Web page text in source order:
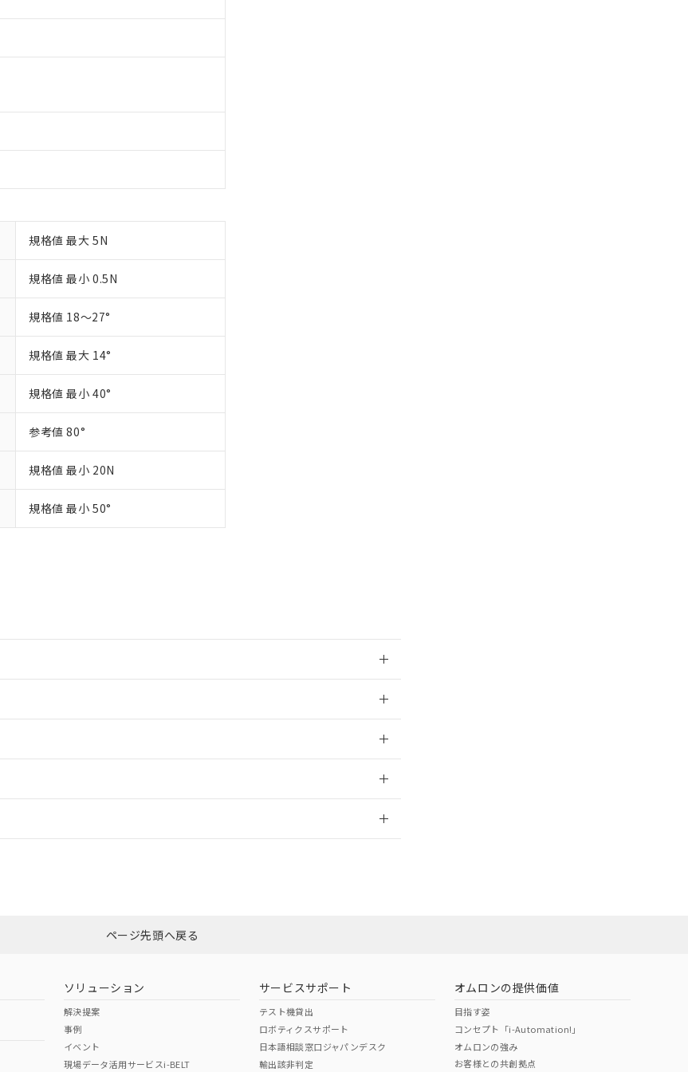
規格値 最大 5N
規格値 最小 0.5N
規格値 18～27°
規格値 最大 14°
規格値 最小 40°
参考値 80°
規格値 最小 20N
規格値 最小 50°
ダウンロードはこちら
（日本
（アメリカ
ください。
店や当社販売拠点は「
は、
。
ンロードすることができます。
の非含有証明書
非含有を証明するもので、過去に遡って非含有を証明するものではありません。
酸エステル類４物質の対応では、対応完了までの期間は出荷製品に未対応品が
在庫切替を完了していることから、特段のことがない限り、2022年1月12日よ
）のすべてが基準値以下であることを示します。
において有害物質が外部に漏えいし、環境に深刻な影響を及ぼさない年数を意
第三者に販売する場合は、上記1、2および3の内容を当該第三者に通知します。
および販売に係わる関係者が違法に輸出するおそれがある場合は、取り引きをい
ないが在庫あり
在庫状況については、お客様のお取引先、またはお客様担当のオムロン制御
また在庫状況の情報を公開していない機種
ページ先頭へ戻る
ソリューション
解決提案
事例
イベント
現場データ活用サービスi-BELT
サービスサポート
テスト機貸出
ロボティクスサポート
日本語相談窓口ジャパンデスク
輸出該非判定
オムロンの提供価値
目指す姿
コンセプト「i-Automation!」
オムロンの強み
お客様との共創拠点